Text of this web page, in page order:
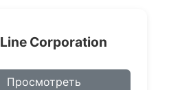
Line Corporation
Просмотреть